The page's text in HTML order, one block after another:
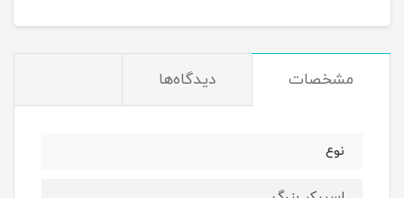
مشخصات دیدگاه‌ها
نوع